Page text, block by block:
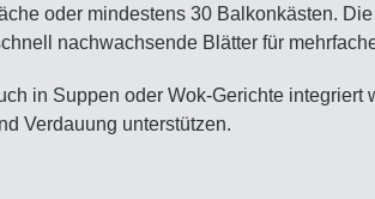
oder mindestens 30 Balkonkästen.
nachwachsende Blätter für
in Suppen oder Wok-Gerichte
Verdauung unterstützen.